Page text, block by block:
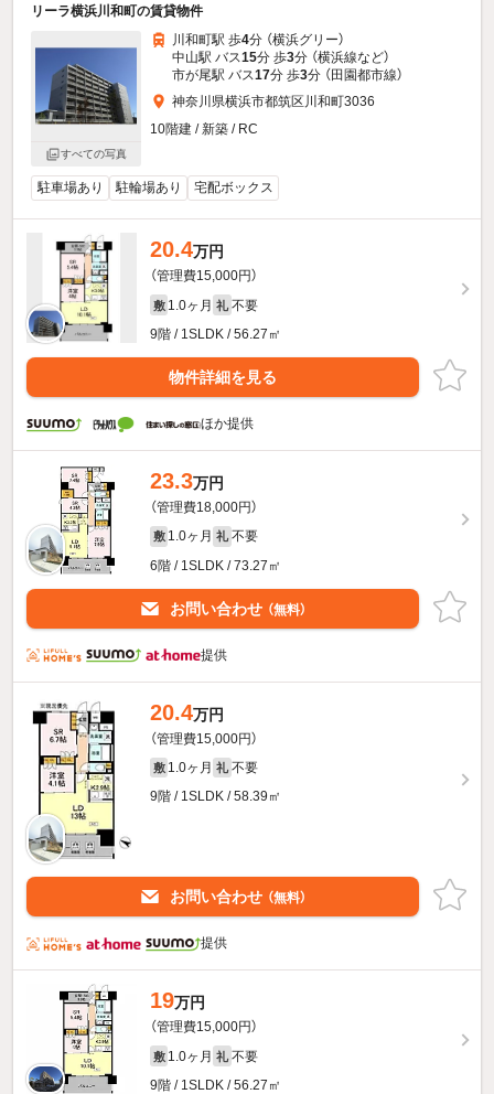
リーラ横浜川和町の賃貸物件
すべての写真
川和町駅 歩4分 （横浜グリー）
中山駅 バス15分 歩3分 （横浜線など）
市が尾駅 バス17分 歩3分 （田園都市線）
神奈川県横浜市都筑区川和町3036
10階建 / 新築 / RC
駐車場あり 駐輪場あり 宅配ボックス
20.4万円
（管理費15,000円）
敷 1.0ヶ月 礼 不要
9階 / 1SLDK / 56.27㎡
物件詳細を見る
ほか提供
23.3万円
（管理費18,000円）
敷 1.0ヶ月 礼 不要
6階 / 1SLDK / 73.27㎡
お問い合わせ （無料）
提供
20.4万円
（管理費15,000円）
敷 1.0ヶ月 礼 不要
9階 / 1SLDK / 58.39㎡
お問い合わせ （無料）
提供
19万円
（管理費15,000円）
敷 1.0ヶ月 礼 不要
9階 / 1SLDK / 56.27㎡